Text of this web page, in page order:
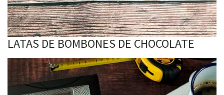
LATAS DE BOMBONES DE CHOCOLATE